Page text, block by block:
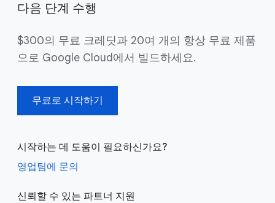
다음 단계 수행
$300의 무료 크레딧과 20여 개의 항상 무료 제품
으로 Google Cloud에서 빌드하세요.
무료로 시작하기
시작하는 데 도움이 필요하신가요?
영업팀에 문의
신뢰할 수 있는 파트너 지원